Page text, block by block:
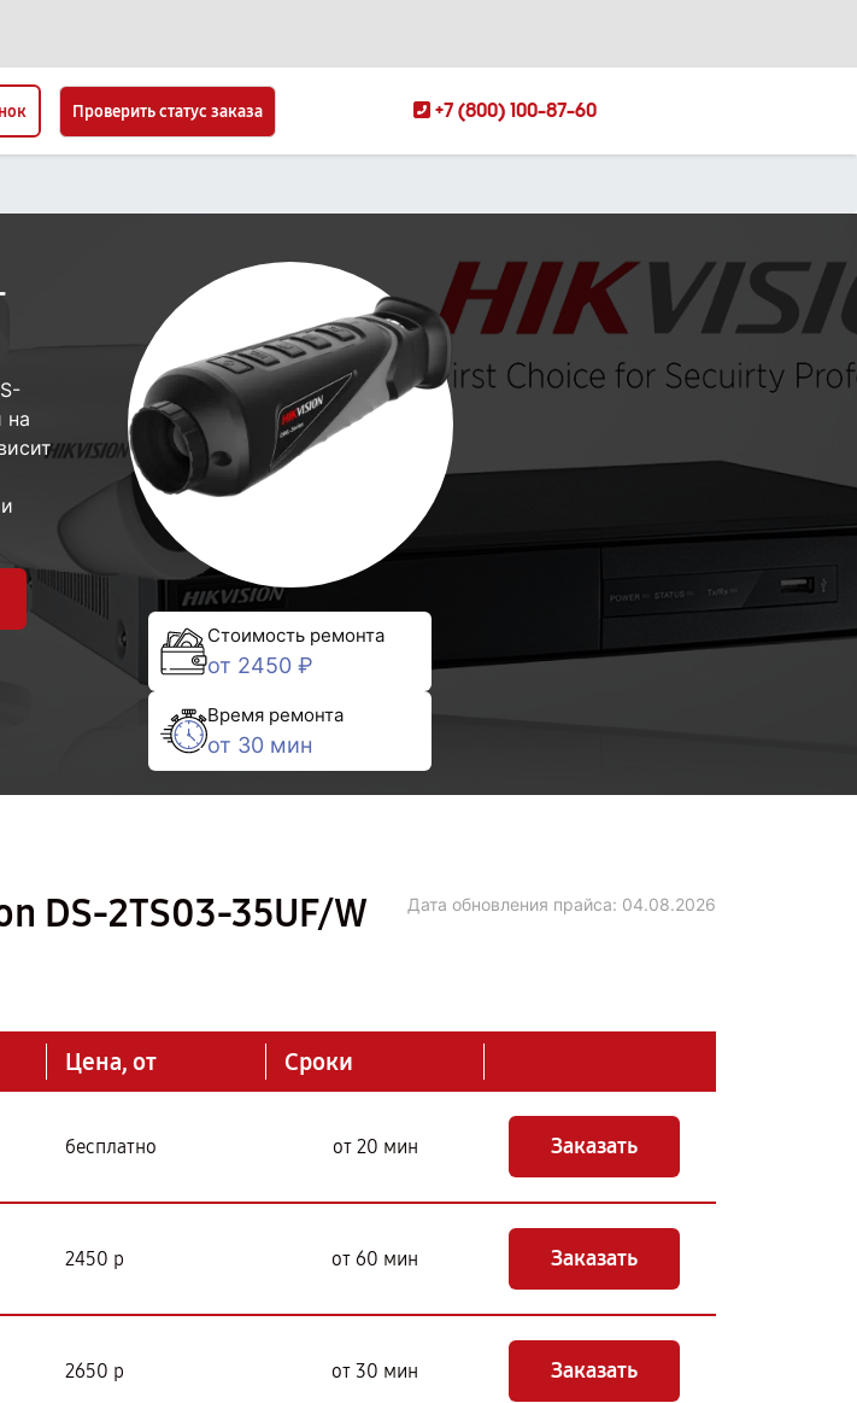
Проверить статус заказа +7 (800) 100-87-60
на
Стоимость ремонта
от 2450 ₽
Время ремонта
от 30 мин
DS-2TS03-35UF/W
Дата обновления прайса: 04.08.2026
Цена, от Сроки
бесплатно от 20 мин Заказать
2450 р от 60 мин Заказать
2650 р от 30 мин Заказать